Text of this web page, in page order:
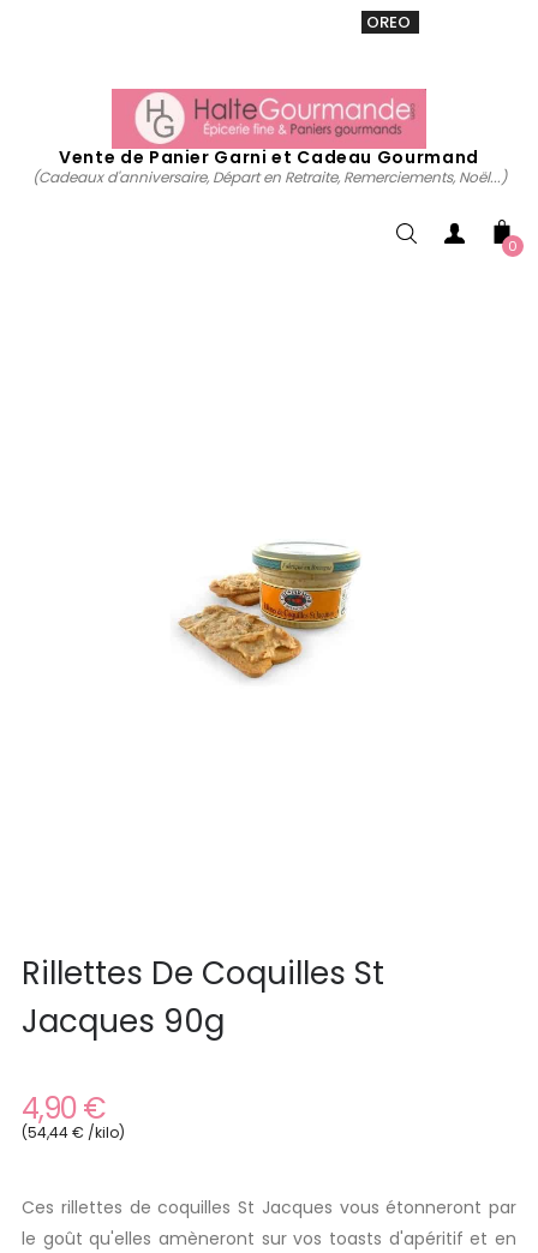
OREO
Vente de Panier Garni et Cadeau Gourmand
(Cadeaux d'anniversaire, Départ en Retraite, Remerciements, Noël...)
0
Rillettes De Coquilles St
Jacques 90g
4,90 €
(54,44 € /kilo)
Ces rillettes de coquilles St Jacques vous étonneront par
le goût qu'elles amèneront sur vos toasts d'apéritif et en